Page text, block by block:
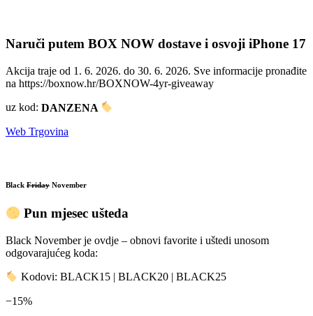
Naruči putem BOX NOW dostave i osvoji iPhone 17
Akcija traje od 1. 6. 2026. do 30. 6. 2026. Sve informacije pronađite
na https://boxnow.hr/BOXNOW-4yr-giveaway
uz kod: DANZENA
Web Trgovina
Black Friday November
Pun mjesec ušteda
Black November je ovdje – obnovi favorite i uštedi unosom
odgovarajućeg koda:
Kodovi: BLACK15 | BLACK20 | BLACK25
−15%